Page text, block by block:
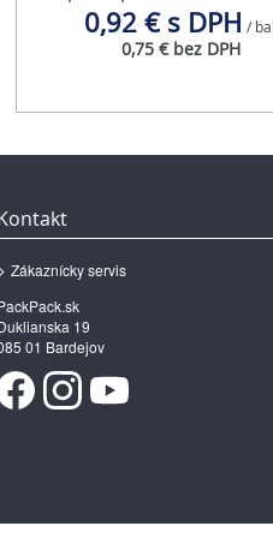
0,92 € s DPH /
0,75 € bez DPH
Zákaznícky servis
19
01 Bardejov